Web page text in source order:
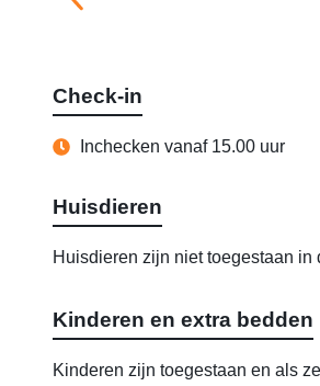
Check-in
Inchecken vanaf 15.00 uur
Huisdieren
Huisdieren zijn niet toegestaan in
Kinderen en extra bedden
Kinderen zijn toegestaan en als